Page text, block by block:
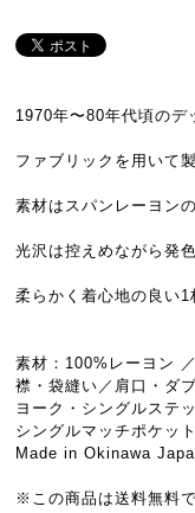
1970年〜80年代頃のデ
ファブリックを用いて
素材はスパンレーヨン
光沢は控えめながら発
柔らかく着心地の良い1
素材：100%レーヨン
襟・袋縫い／肩口・ダ
ヨーク・シングルステ
シングルマッチポケット
Made in Okinawa
※この商品は送料無料で